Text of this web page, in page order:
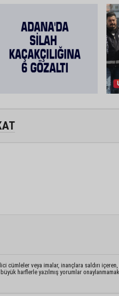
cümleler veya imalar, inançlara saldırı içeren,
harflerle yazılmış yorumlar